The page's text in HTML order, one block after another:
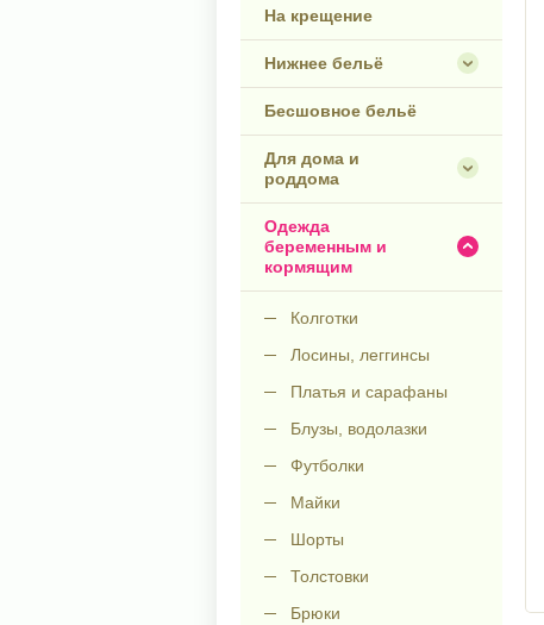
На крещение
Нижнее бельё
Бесшовное бельё
Для дома и
роддома
Одежда
беременным и
кормящим
Колготки
Лосины, леггинсы
Платья и сарафаны
Блузы, водолазки
Футболки
Майки
Шорты
Толстовки
Брюки